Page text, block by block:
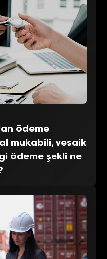
ödeme
mukabili, vesaik
ödeme şekli ne